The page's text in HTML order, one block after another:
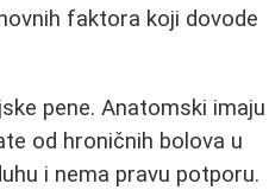
faktora koji dovode
pene. Anatomski imaju
od hroničnih bolova u
i nema pravu potporu.